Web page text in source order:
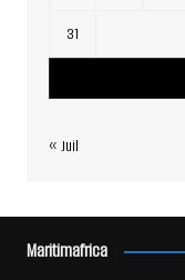
31
« Juil
Maritimafrica